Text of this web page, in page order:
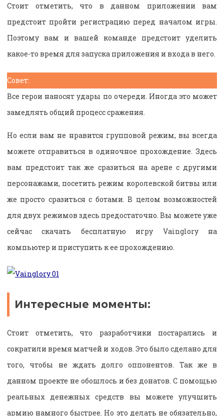
Стоит отметить, что в данном приложении вам
предстоит пройти регистрацию перед началом игры.
Поэтому вам и вашей команде предстоит уделить
какое-то время для запуска приложения и входа в него.
Совет:
Все герои наносят удары по очереди. Иногда это может
замедлять общий процесс сражения.
Но если вам не нравится групповой режим, вы всегда
можете отправиться в одиночное прохождение. Здесь
вам предстоит так же сразиться на арене с другими
персонажами, посетить режим королевской битвы или
же просто сразиться с ботами. В целом возможностей
для двух режимов здесь предостаточно. Вы можете уже
сейчас скачать бесплатную игру Vainglory на
компьютер и приступить к ее прохождению.
Интересные моменты:
Стоит отметить, что разработчики постарались и
сократили время матчей и ходов. Это было сделано для
того, чтобы не ждать долго оппонентов. Так же в
данном проекте не обошлось и без донатов. С помощью
реальных денежных средств вы можете улучшить
армию намного быстрее. Но это делать не обязательно,